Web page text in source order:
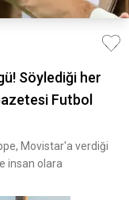
Söylediği her
Futbol
Movistar'a verdiği
insan olara